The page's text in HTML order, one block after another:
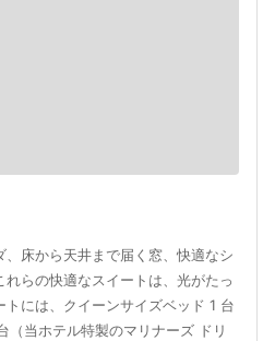
床から天井まで届く窓、快適なシ
らの快適なスイートは、光がたっ
には、クイーンサイズベッド 1 台
（当ホテル特製のマリナーズ ドリ